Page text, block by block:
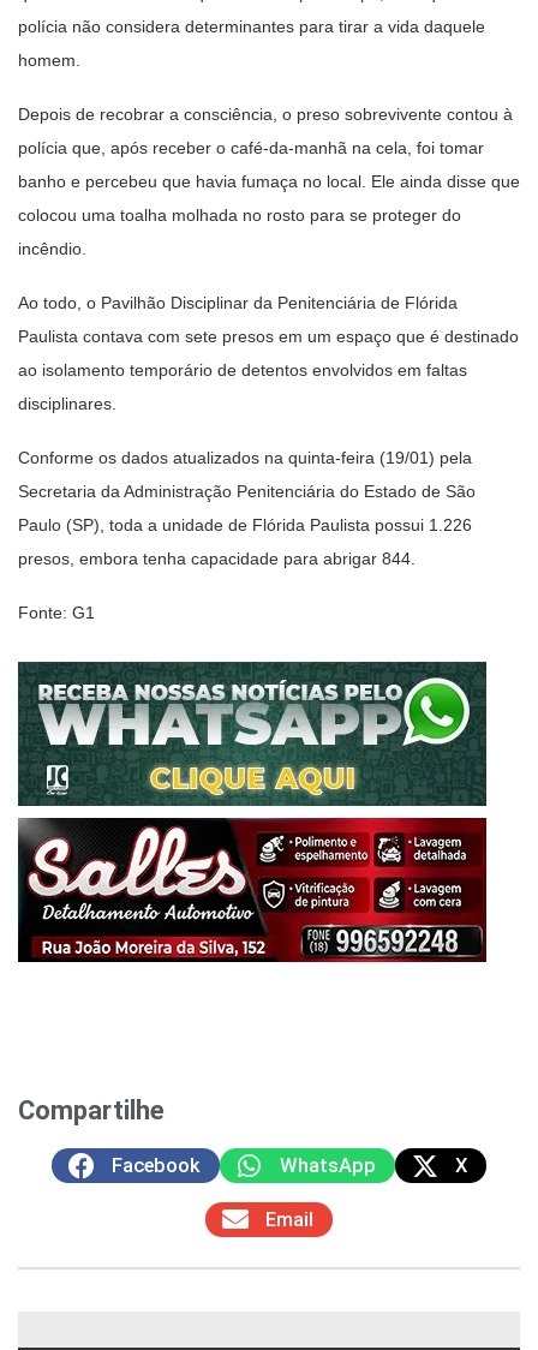
polícia não considera determinantes para tirar a vida daquele
homem.
Depois de recobrar a consciência, o preso sobrevivente contou à
polícia que, após receber o café-da-manhã na cela, foi tomar
banho e percebeu que havia fumaça no local. Ele ainda disse que
colocou uma toalha molhada no rosto para se proteger do
incêndio.
Ao todo, o Pavilhão Disciplinar da Penitenciária de Flórida
Paulista contava com sete presos em um espaço que é destinado
ao isolamento temporário de detentos envolvidos em faltas
disciplinares.
Conforme os dados atualizados na quinta-feira (19/01) pela
Secretaria da Administração Penitenciária do Estado de São
Paulo (SP), toda a unidade de Flórida Paulista possui 1.226
presos, embora tenha capacidade para abrigar 844.
Fonte: G1
Compartilhe
Facebook WhatsApp X
Email